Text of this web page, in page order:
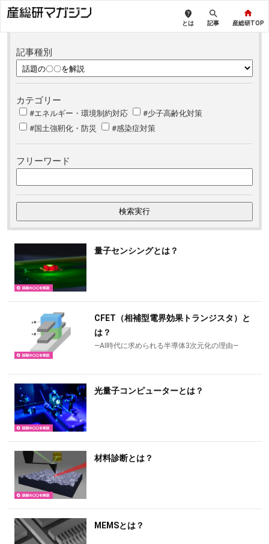
とは 記事 産総研TOP
記事種別
カテゴリー
#エネルギー・環境制約対応
#少子高齢化対策
#国土強靭化・防災
#感染症対策
フリーワード
量子センシングとは？
CFET（相補型電界効果トランジスタ）と
は？
―AI時代に求められる半導体3次元化の理由―
光量子コンピューターとは？
材料診断とは？
MEMSとは？